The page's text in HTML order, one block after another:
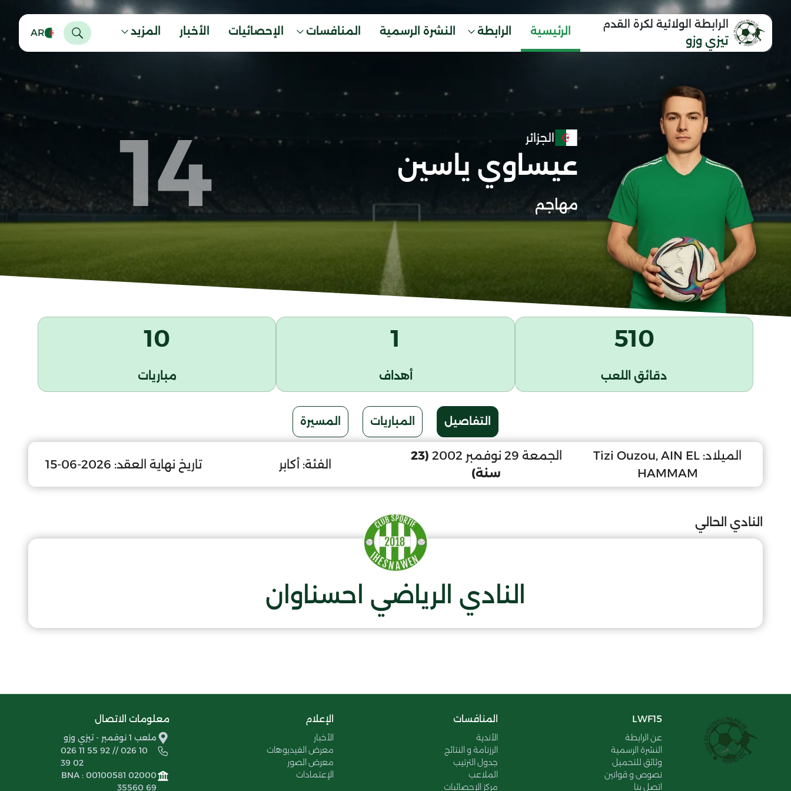
الرابطة الولائية لكرة القدم
تيزي وزو
الرئيسية الرابطة النشرة الرسمية المنافسات الإحصائيات الأخبار المزيد AR
الجزائر
عيساوي ياسين
مهاجم 14
510
دقائق اللعب
1
أهداف
10
مباريات
التفاصيل المباريات المسيرة
الميلاد: Tizi Ouzou, AIN EL
HAMMAM
الجمعة 29 نوفمبر 2002
(23
سنة)
الفئة: أكابر تاريخ نهاية العقد: 2026-06-15
النادي الحالي
النادي الرياضي احسناوان
LWF15
عن الرابطة
النشرة الرسمية
وثائق للتحميل
نصوص و قوانين
اتصل بنا
المنافسات
الأندية
الرزنامة و النتائج
جدول الترتيب
الملاعب
مركز الإحصائيات
الإعلام
الأخبار
معرض الفيديوهات
معرض الصور
الإعتمادات
معلومات الاتصال
ملعب 1 نوفمبر - تيزي وزو
026 11 55 92 // 026 10
39 02
BNA : 00100581 02000
35560 69